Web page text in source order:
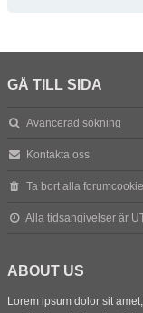
GÅ TILL SIDA
Avancerad sökning
Kontakta oss
Ta bort alla
Alla tidsangivelser är
ABOUT US
Lorem ipsum dolor sit